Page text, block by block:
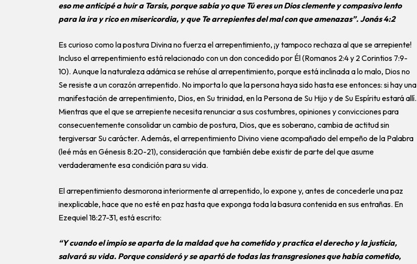
eso me anticipé a huir a Tarsis, porque sabía yo que Tú eres un Dios clemente y compasivo lento
para la ira y rico en misericordia, y que Te arrepientes del mal con que amenazas”. Jonás 4:2
Es curioso como la postura Divina no fuerza el arrepentimiento, ¡y tampoco rechaza al que se arrepiente!
Incluso el arrepentimiento está relacionado con un don concedido por Él (Romanos 2:4 y 2 Corintios 7:9-
10). Aunque la naturaleza adámica se rehúse al arrepentimiento, porque está inclinada a lo malo, Dios no
Se resiste a un corazón arrepentido. No importa lo que la persona haya sido hasta ese entonces: si hay una
manifestación de arrepentimiento, Dios, en Su trinidad, en la Persona de Su Hijo y de Su Espíritu estará allí.
Mientras que el que se arrepiente necesita renunciar a sus costumbres, opiniones y convicciones para
consecuentemente consolidar un cambio de postura, Dios, que es soberano, cambia de actitud sin
tergiversar Su carácter. Además, el arrepentimiento Divino viene acompañado del empeño de la Palabra
(leé más en Génesis 8:20-21), consideración que también debe existir de parte del que asume
verdaderamente esa condición para su vida.
El arrepentimiento desmorona interiormente al arrepentido, lo expone y, antes de concederle una paz
inexplicable, hace que no esté en paz hasta que exponga toda la basura contenida en sus entrañas. En
Ezequiel 18:27-31, está escrito:
“Y cuando el impío se aparta de la maldad que ha cometido y practica el derecho y la justicia,
salvará su vida. Porque consideró y se apartó de todas las transgresiones que había cometido,